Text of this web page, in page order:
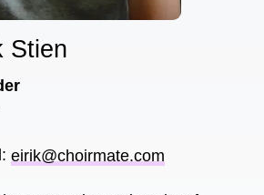
Stien
: eirik@choirmate.com